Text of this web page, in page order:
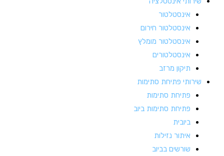
אינסטלטור
אינסטלטור חירום
אינסטלטור מומלץ
אינסטלטורים
תיקון מרזב
שירותי פתיחת סתימות
פתיחת סתימות
פתיחת סתימות ביוב
ביובית
איתור נזילות
שורשים בביוב